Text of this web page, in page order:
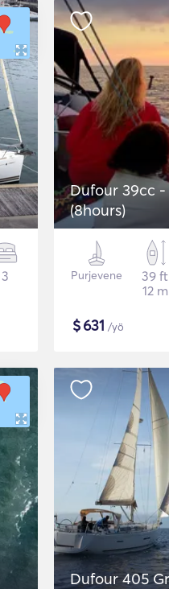
3
Dufour 39cc
(8hours)
Purjevene
39 ft
12 m
$631 /yö
Dufour 405